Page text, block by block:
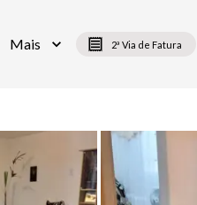
Mais 2ª Via de Fatura